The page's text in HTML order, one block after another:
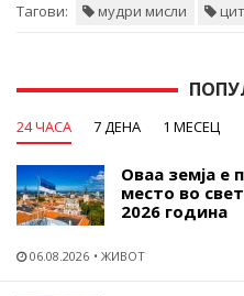
Тагови: мудри мисли
24 ЧАСА 7 ДЕНА 1 МЕСЕЦ
Оваа земја е
место во
2026 година
06.08.2026 ЖИВОТ